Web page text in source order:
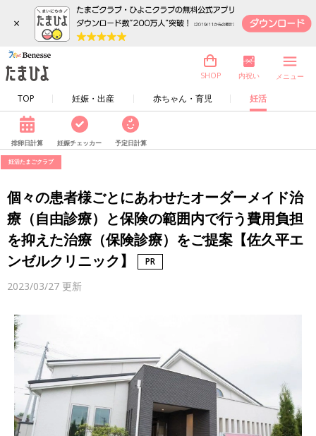
×
TOP 妊娠・出産 赤ちゃん・育児 妊活
SHOP 内祝い メニュー
排卵日計算 妊娠チェッカー 予定日計算
妊活たまごクラブ
個々の患者様ごとにあわせたオーダーメイド治
療（自由診療）と保険の範囲内で行う費用負担
を抑えた治療（保険診療）をご提案【佐久平エ
ンゼルクリニック】
2023/03/27 更新